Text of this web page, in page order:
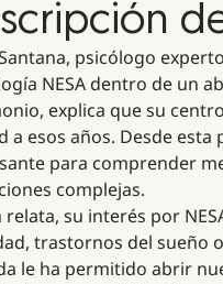
psicólogo
NESA dentro de un
explica que su
a esos años. Desde
para comprender
complejas.
relata, su interés por
trastornos del sueño
le ha permitido abrir